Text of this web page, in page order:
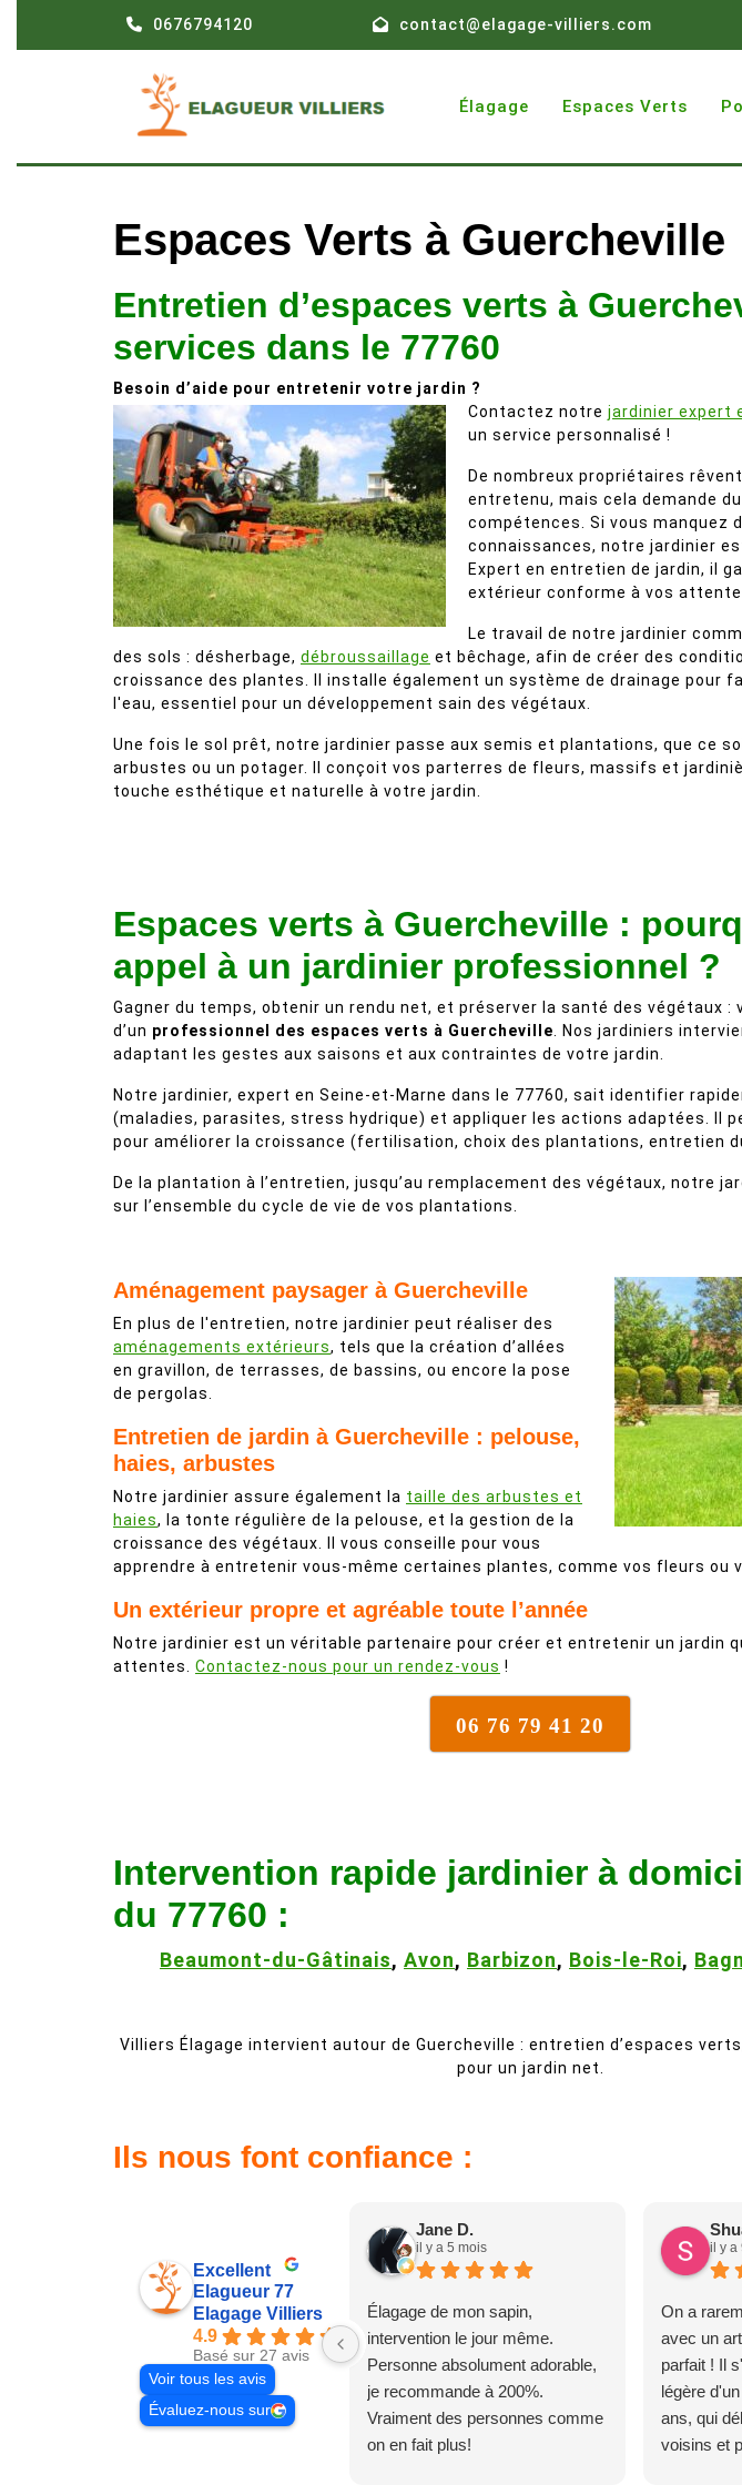
0676794120 contact@elagage-villiers.com
Élagage Espaces Verts
Espaces Verts à Guercheville
Entretien d’espaces verts à
services dans le 77760
Besoin d’aide pour entretenir votre jardin ?
Contactez notre jardinier expert
un service personnalisé !
De nombreux propriétaires
entretenu, mais cela demande
compétences. Si vous manquez
connaissances, notre jardinier
Expert en entretien de jardin, il
extérieur conforme à vos
Le travail de notre jardinier
des sols : désherbage, débroussaillage et bêchage, afin de créer des
croissance des plantes. Il installe également un système de drainage pour
l'eau, essentiel pour un développement sain des végétaux.
Une fois le sol prêt, notre jardinier passe aux semis et plantations, que ce
arbustes ou un potager. Il conçoit vos parterres de fleurs, massifs et
touche esthétique et naturelle à votre jardin.
Espaces verts à Guercheville :
appel à un jardinier professionnel ?
Gagner du temps, obtenir un rendu net, et préserver la santé des végétaux :
d’un professionnel des espaces verts à Guercheville . Nos jardiniers
adaptant les gestes aux saisons et aux contraintes de votre jardin.
Notre jardinier, expert en Seine-et-Marne dans le 77760, sait identifier
(maladies, parasites, stress hydrique) et appliquer les actions adaptées. Il
pour améliorer la croissance (fertilisation, choix des plantations, entretien
De la plantation à l’entretien, jusqu’au remplacement des végétaux, notre
sur l’ensemble du cycle de vie de vos plantations.
Aménagement paysager à Guercheville
En plus de l'entretien, notre jardinier peut réaliser des
aménagements extérieurs, tels que la création d’allées
en gravillon, de terrasses, de bassins, ou encore la pose
de pergolas.
Entretien de jardin à Guercheville : pelouse,
haies, arbustes
Notre jardinier assure également la taille des arbustes et
haies, la tonte régulière de la pelouse, et la gestion de la
croissance des végétaux. Il vous conseille pour vous
apprendre à entretenir vous-même certaines plantes, comme vos fleurs ou
Un extérieur propre et agréable toute l’année
Notre jardinier est un véritable partenaire pour créer et entretenir un jardin
attentes. Contactez-nous pour un rendez-vous !
06 76 79 41 20
Intervention rapide jardinier à
du 77760 :
Beaumont-du-Gâtinais, Avon, Barbizon, Bois-le-Roi,
Villiers Élagage intervient autour de Guercheville : entretien d’espaces
pour un jardin net.
Ils nous font confiance :
Excellent
Elagueur 77
Elagage Villiers
4.9
Basé sur 27 avis
Voir tous les avis
Évaluez-nous sur
Jane D.
il y a 5 mois
Élagage de mon sapin,
intervention le jour même.
Personne absolument adorable,
je recommande à 200%.
Vraiment des personnes comme
on en fait plus!
il y a
On a
avec un
parfait ! Il
légère
ans, qui
voisins et